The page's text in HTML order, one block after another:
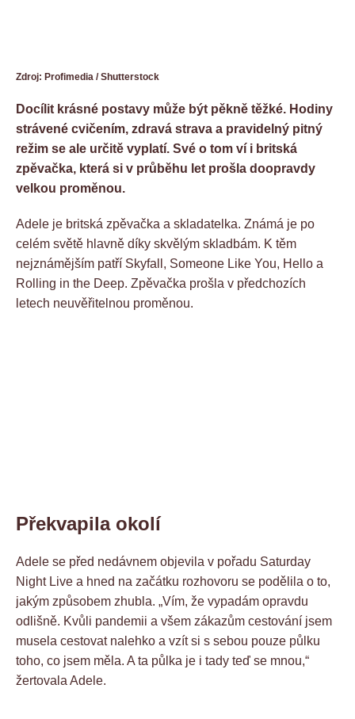
Zdroj: Profimedia / Shutterstock
Docílit krásné postavy může být pěkně těžké. Hodiny
strávené cvičením, zdravá strava a pravidelný pitný
režim se ale určitě vyplatí. Své o tom ví i britská
zpěvačka, která si v průběhu let prošla doopravdy
velkou proměnou.
Adele je britská zpěvačka a skladatelka. Známá je po
celém světě hlavně díky skvělým skladbám. K těm
nejznámějším patří Skyfall, Someone Like You, Hello a
Rolling in the Deep. Zpěvačka prošla v předchozích
letech neuvěřitelnou proměnou.
Překvapila okolí
Adele se před nedávnem objevila v pořadu Saturday
Night Live a hned na začátku rozhovoru se podělila o to,
jakým způsobem zhubla. „Vím, že vypadám opravdu
odlišně. Kvůli pandemii a všem zákazům cestování jsem
musela cestovat nalehko a vzít si s sebou pouze půlku
toho, co jsem měla. A ta půlka je i tady teď se mnou,“
žertovala Adele.